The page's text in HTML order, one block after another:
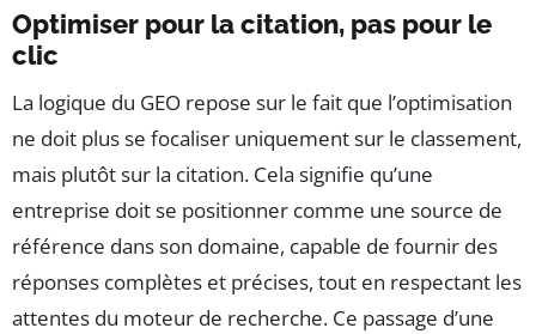
Optimiser pour la citation, pas pour le
clic
La logique du GEO repose sur le fait que l’optimisation
ne doit plus se focaliser uniquement sur le classement,
mais plutôt sur la citation. Cela signifie qu’une
entreprise doit se positionner comme une source de
référence dans son domaine, capable de fournir des
réponses complètes et précises, tout en respectant les
attentes du moteur de recherche. Ce passage d’une